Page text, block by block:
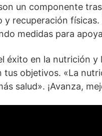
un componente
recuperación
medidas para
éxito en la nutrición
tus objetivos. «La
salud». ¡Avanza,